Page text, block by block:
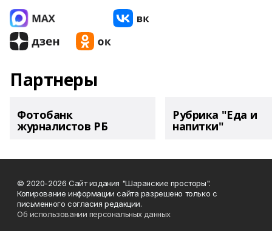
Партнеры
Фотобанк
журналистов РБ
Рубрика "Еда и
напитки"
© 2020-2026 Сайт издания "Шаранские просторы".
Копирование информации сайта разрешено только с
письменного согласия редакции.
Об использовании персональных данных